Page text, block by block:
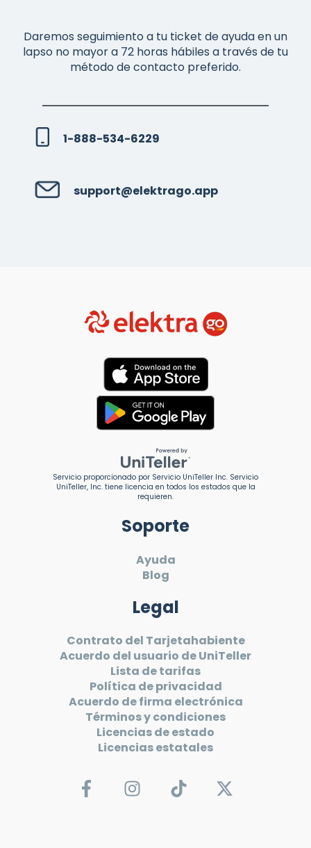
Daremos seguimiento a tu ticket de ayuda en un
lapso no mayor a 72 horas hábiles a través de tu
método de contacto preferido.
1-888-534-6229
support@elektrago.app
Servicio proporcionado por Servicio UniTeller Inc. Servicio
UniTeller, Inc. tiene licencia en todos los estados que la
requieren.
Soporte
Ayuda
Blog
Legal
Contrato del Tarjetahabiente
Acuerdo del usuario de UniTeller
Lista de tarifas
Política de privacidad
Acuerdo de firma electrónica
Términos y condiciones
Licencias de estado
Licencias estatales